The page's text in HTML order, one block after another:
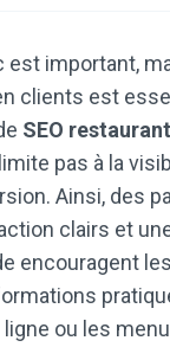
est important,
clients est
SEO
pas à la
Ainsi, des
clairs et
encouragent
ou les